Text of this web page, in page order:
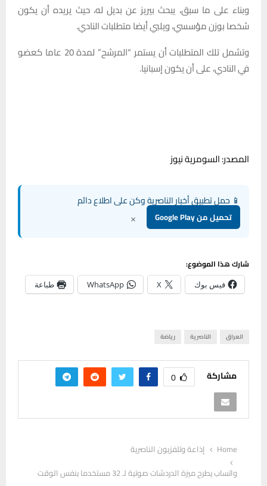
وبناء على ما سبق، يبحث بيريز عن بديل له، حيث يريده أن يكون
شخصا بوزن مؤسسي، ويلبي أيضا متطلبات النادي.
وتشمل تلك المتطلبات أن يستمر “المرشح” لمدة 20 عاما كعضو
في النادي، على أن يكون إسبانيا.
المصدر: السومرية نيوز
📱 حمل تطبيق أخبار الناصرية وكن على اطلاع دائم
تحميل من Google Play ×
شارك هذا الموضوع:
فيس بوك X
WhatsApp طباعة
العراق الناصرية رياضة
مشاركة 0
Home
إذاعة وتلفزيون الناصرية
واتساب يطرح ميزة الدردشات صوتية لـ 32 مستخدما بنفس الوقت